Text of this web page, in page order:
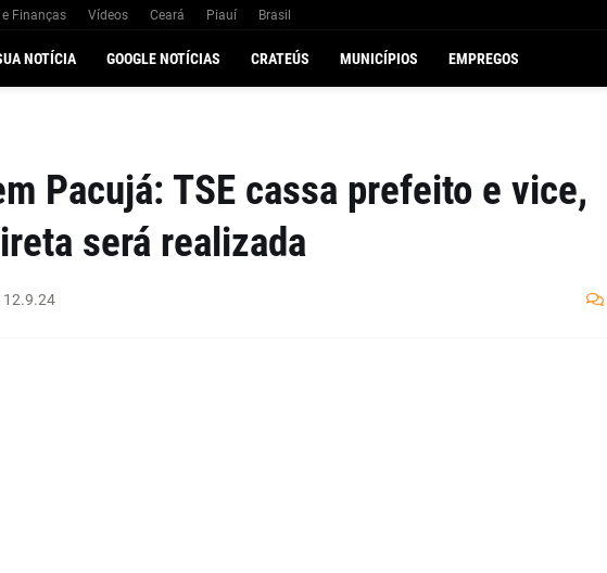
Finanças Vídeos Ceará Piauí Brasil
NOTÍCIA GOOGLE NOTÍCIAS CRATEÚS MUNICÍPIOS EMPREGOS
Pacujá: TSE cassa prefeito e vice,
será realizada
12.9.24